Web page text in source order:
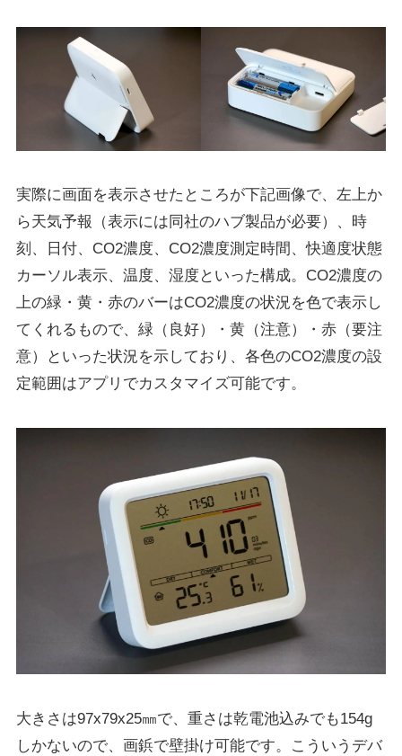
実際に画面を表示させたところが下記画像で、左上か
ら天気予報（表示には同社のハブ製品が必要）、時
刻、日付、CO2濃度、CO2濃度測定時間、快適度状態
カーソル表示、温度、湿度といった構成。CO2濃度の
上の緑・黄・赤のバーはCO2濃度の状況を色で表示し
てくれるもので、緑（良好）・黄（注意）・赤（要注
意）といった状況を示しており、各色のCO2濃度の設
定範囲はアプリでカスタマイズ可能です。
大きさは97x79x25㎜で、重さは乾電池込みでも154g
しかないので、画鋲で壁掛け可能です。こういうデバ